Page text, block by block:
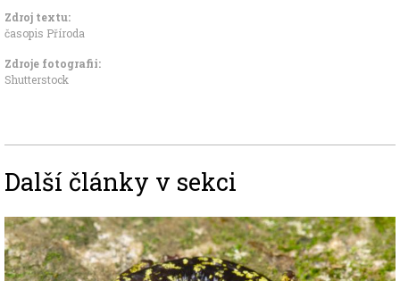
Zdroj textu:
časopis Příroda
Zdroje fotografii:
Shutterstock
Další články v sekci
Image